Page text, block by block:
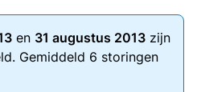
en 31 augustus 2013 zijn
Gemiddeld 6 storingen